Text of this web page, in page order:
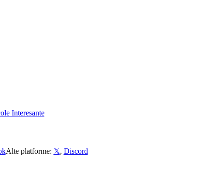
Alte platforme: 𝕏, Discord